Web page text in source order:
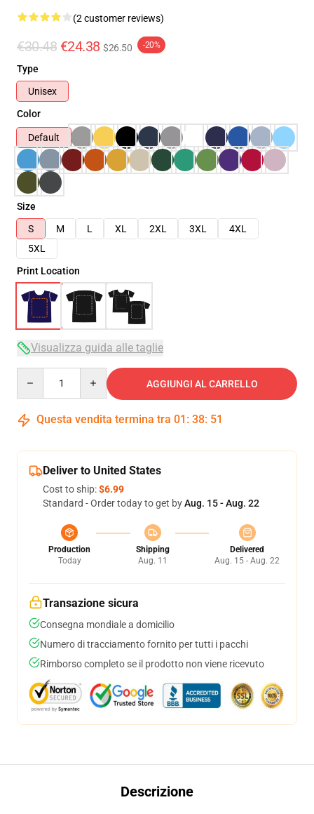
(2 customer reviews)
€30.48 €24.38 $26.50 -20%
Type
Unisex
Color
Default
Size
S
M L XL 2XL 3XL
4XL
5XL
Print Location
Visualizza guida alle taglie
AGGIUNGI AL CARRELLO
Questa vendita termina tra 01 : 38: 50
Deliver to United States
Cost to ship:$6.99
Standard - Order today to get byAug. 15 - Aug. 22
Production
Today
Shipping
Aug. 11
Delivered
Aug. 15 - Aug. 22
Transazione sicura
Consegna mondiale a domicilio
Numero di tracciamento fornito per tutti i pacchi
Rimborso completo se il prodotto non viene ricevuto
Descrizione